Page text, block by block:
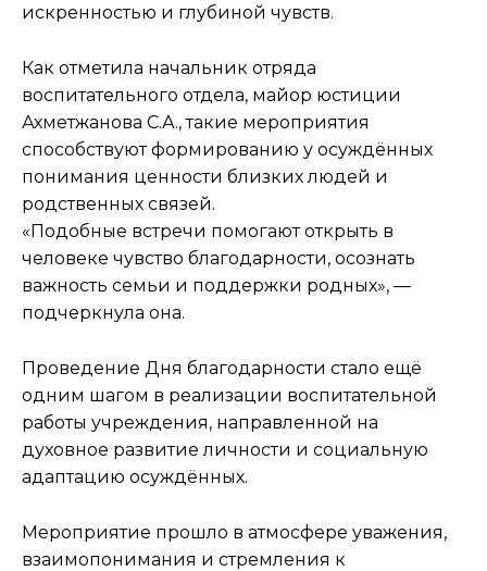
искренностью и глубиной чувств.
Как отметила начальник отряда
воспитательного отдела, майор юстиции
Ахметжанова С.А., такие мероприятия
способствуют формированию у осуждённых
понимания ценности близких людей и
родственных связей.
«Подобные встречи помогают открыть в
человеке чувство благодарности, осознать
важность семьи и поддержки родных», —
подчеркнула она.
Проведение Дня благодарности стало ещё
одним шагом в реализации воспитательной
работы учреждения, направленной на
духовное развитие личности и социальную
адаптацию осуждённых.
Мероприятие прошло в атмосфере уважения,
взаимопонимания и стремления к